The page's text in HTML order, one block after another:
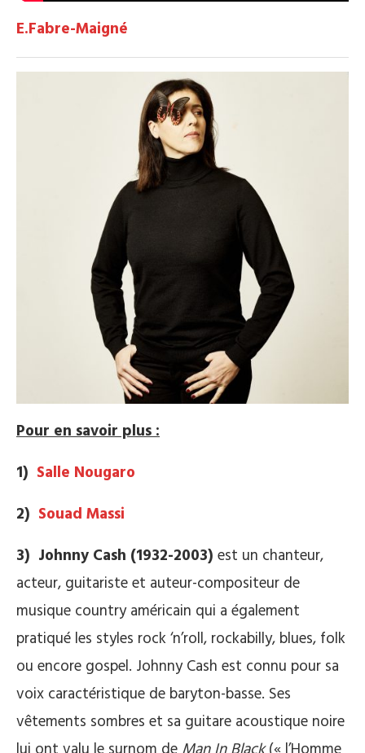
E.Fabre-Maigné
Pour en savoir plus :
1) Salle Nougaro
2) Souad Massi
3) Johnny Cash (1932-2003) est un chanteur,
acteur, guitariste et auteur-compositeur de
musique country américain qui a également
pratiqué les styles rock ‘n’roll, rockabilly, blues, folk
ou encore gospel. Johnny Cash est connu pour sa
voix caractéristique de baryton-basse. Ses
vêtements sombres et sa guitare acoustique noire